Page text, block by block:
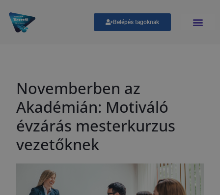
Belépés tagoknak
Novemberben az
Akadémián: Motiváló
évzárás mesterkurzus
vezetőknek